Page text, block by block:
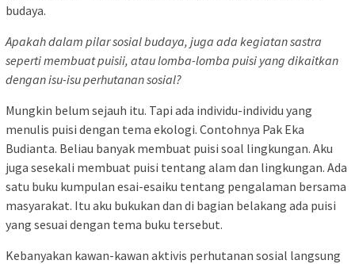
budaya.
Apakah dalam pilar sosial budaya, juga ada kegiatan sastra
seperti membuat puisii, atau lomba-lomba puisi yang dikaitkan
dengan isu-isu perhutanan sosial?
Mungkin belum sejauh itu. Tapi ada individu-individu yang
menulis puisi dengan tema ekologi. Contohnya Pak Eka
Budianta. Beliau banyak membuat puisi soal lingkungan. Aku
juga sesekali membuat puisi tentang alam dan lingkungan. Ada
satu buku kumpulan esai-esaiku tentang pengalaman bersama
masyarakat. Itu aku bukukan dan di bagian belakang ada puisi
yang sesuai dengan tema buku tersebut.
Kebanyakan kawan-kawan aktivis perhutanan sosial langsung